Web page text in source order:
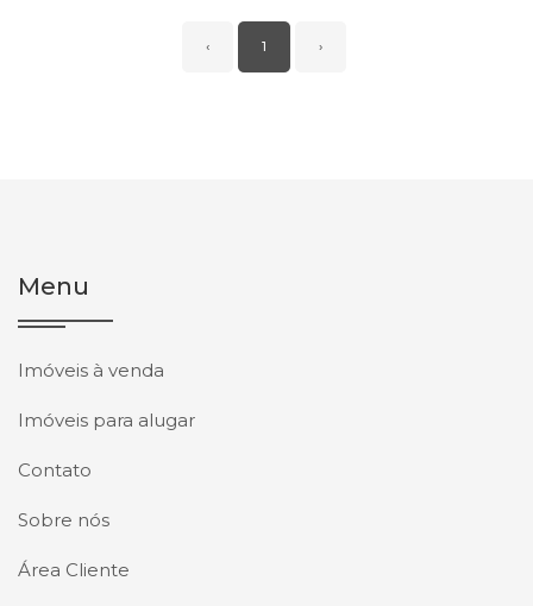
‹ 1 ›
Menu
Imóveis à venda
Imóveis para alugar
Contato
Sobre nós
Área Cliente